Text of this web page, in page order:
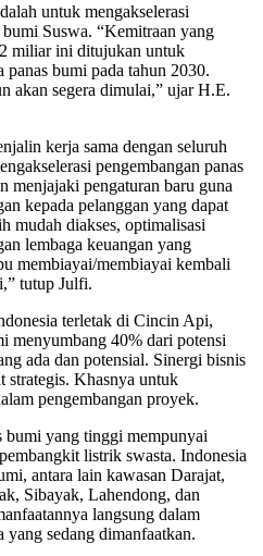
untuk mengakselerasi
Suswa. “Kemitraan yang
miliar ini ditujukan untuk
bumi pada tahun 2030.
akan segera dimulai,” ujar H.E.
kerja sama dengan seluruh
pengembangan panas
menjajaki pengaturan baru guna
kepada pelanggan yang dapat
mudah diakses, optimalisasi
lembaga keuangan yang
membiayai/membiayai kembali
tutup Julfi.
terletak di Cincin Api,
menyumbang 40% dari potensi
ada dan potensial. Sinergi bisnis
strategis. Khasnya untuk
pengembangan proyek.
bumi yang tinggi mempunyai
listrik swasta. Indonesia
antara lain kawasan Darajat,
Sibayak, Lahendong, dan
langsung dalam
yang sedang dimanfaatkan.